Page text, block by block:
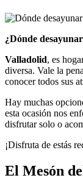
¿Dónde
Valladolid, es
diversa. Vale la
conocer todos sus
Hay muchas
esta ocasión nos
disfrutar solo o
¡Disfruta de estás
El Mesón